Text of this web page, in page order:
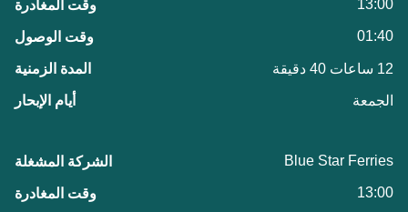
13:00
01:40
12 ساعات 40 دقيقة
الجمعة
Blue Star Ferries
13:00